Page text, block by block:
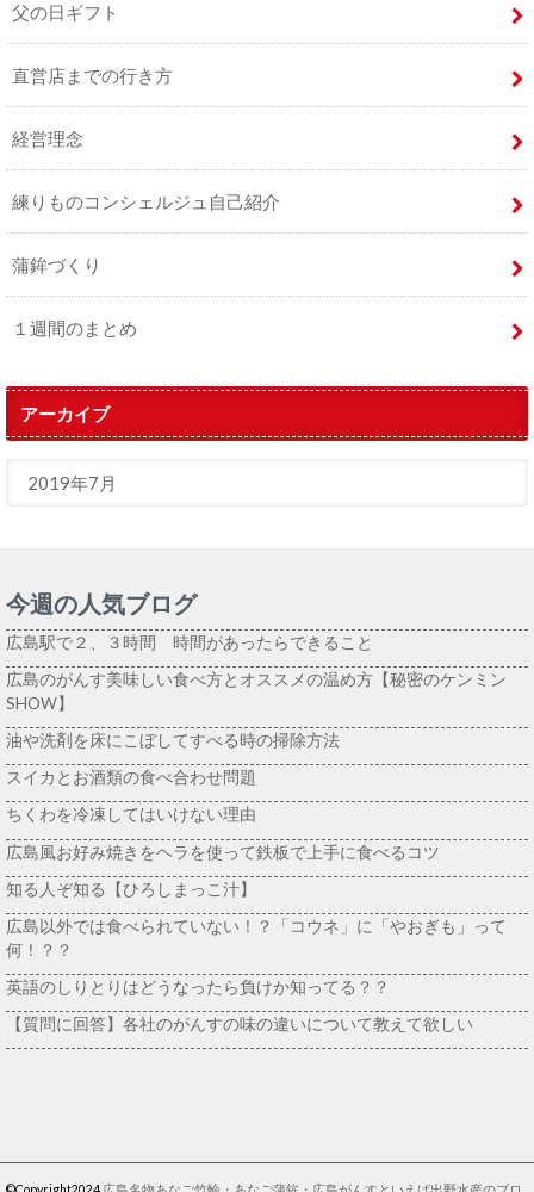
父の日ギフト
直営店までの行き方
経営理念
練りものコンシェルジュ自己紹介
蒲鉾づくり
１週間のまとめ
アーカイブ
今週の人気ブログ
広島駅で２、３時間 時間があったらできること
広島のがんす美味しい食べ方とオススメの温め方【秘密のケンミン
SHOW】
油や洗剤を床にこぼしてすべる時の掃除方法
スイカとお酒類の食べ合わせ問題
ちくわを冷凍してはいけない理由
広島風お好み焼きをヘラを使って鉄板で上手に食べるコツ
知る人ぞ知る【ひろしまっこ汁】
広島以外では食べられていない！？「コウネ」に「やおぎも」って
何！？？
英語のしりとりはどうなったら負けか知ってる？？
【質問に回答】各社のがんすの味の違いについて教えて欲しい